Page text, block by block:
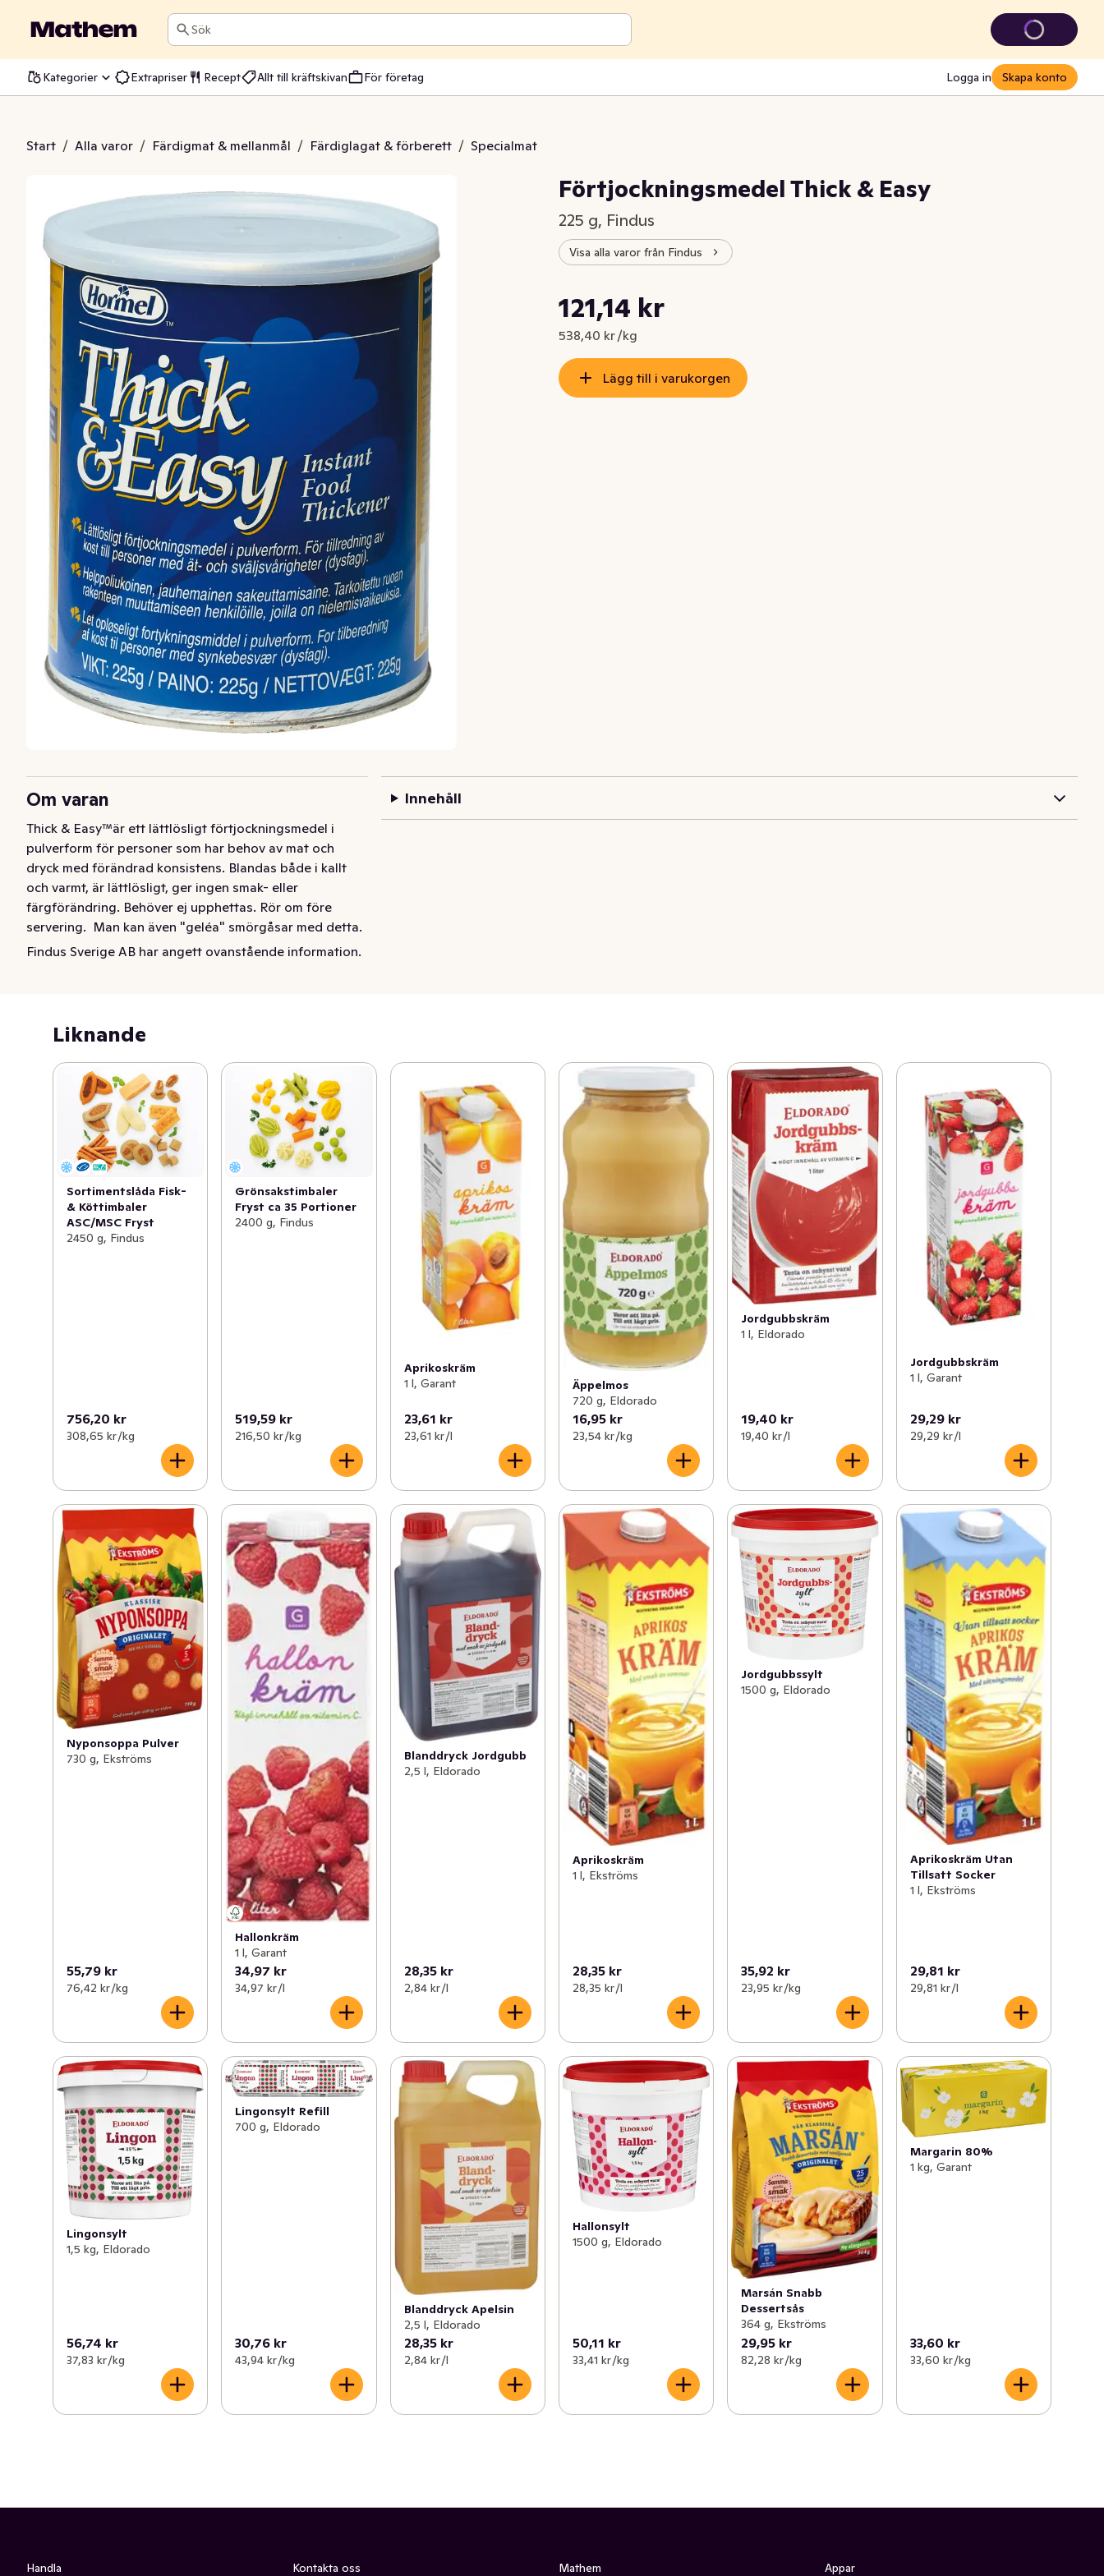
Sök
Kategorier Extrapriser Recept Allt till kräftskivan För företag Logga in Skapa konto
Start / Alla varor / Färdigmat & mellanmål / Färdiglagat & förberett / Specialmat
Thick & Easy
Förtjockningsmedel Thick & Easy
225 g, Findus
Visa alla varor från Findus
Nuvarande pris är: 121,14 kr
121,14 kr
538,40 kr /kg
Styckpris: 538,40 kr /kg
Lägg till i varukorgen
Om varan
Thick & Easy™är ett lättlösligt förtjockningsmedel i
pulverform för personer som har behov av mat och
dryck med förändrad konsistens. Blandas både i kallt
och varmt, är lättlösligt, ger ingen smak- eller
färgförändring. Behöver ej upphettas. Rör om före
servering.  Man kan även "geléa" smörgåsar med detta.
12st á 225g
Findus Sverige AB har angett ovanstående information.
Innehåll
Liknande
Sortimentslåda Fisk-
& Köttimbaler
ASC/MSC Fryst
2450 g, Findus
756,20 kr
308,65 kr /kg
Grönsakstimbaler
Fryst ca 35 Portioner
2400 g, Findus
519,59 kr
216,50 kr /kg
Aprikoskräm
1 l, Garant
23,61 kr
23,61 kr /l
Äppelmos
720 g, Eldorado
16,95 kr
23,54 kr /kg
Jordgubbskräm
1 l, Eldorado
19,40 kr
19,40 kr /l
Jordgubbskräm
1 l, Garant
29,29 kr
29,29 kr /l
Nyponsoppa Pulver
730 g, Ekströms
55,79 kr
76,42 kr /kg
Hallonkräm
1 l, Garant
34,97 kr
34,97 kr /l
Blanddryck Jordgubb
2,5 l, Eldorado
28,35 kr
2,84 kr /l
Aprikoskräm
1 l, Ekströms
28,35 kr
28,35 kr /l
Jordgubbssylt
1500 g, Eldorado
35,92 kr
23,95 kr /kg
Aprikoskräm Utan
Tillsatt Socker
1 l, Ekströms
29,81 kr
29,81 kr /l
Lingonsylt
1,5 kg, Eldorado
56,74 kr
37,83 kr /kg
Lingonsylt Refill
700 g, Eldorado
30,76 kr
43,94 kr /kg
Blanddryck Apelsin
2,5 l, Eldorado
28,35 kr
2,84 kr /l
Hallonsylt
1500 g, Eldorado
50,11 kr
33,41 kr /kg
Marsán Snabb
Dessertsås
364 g, Ekströms
29,95 kr
82,28 kr /kg
Margarin 80%
1 kg, Garant
33,60 kr
33,60 kr /kg
Handla Kontakta oss Mathem Appar